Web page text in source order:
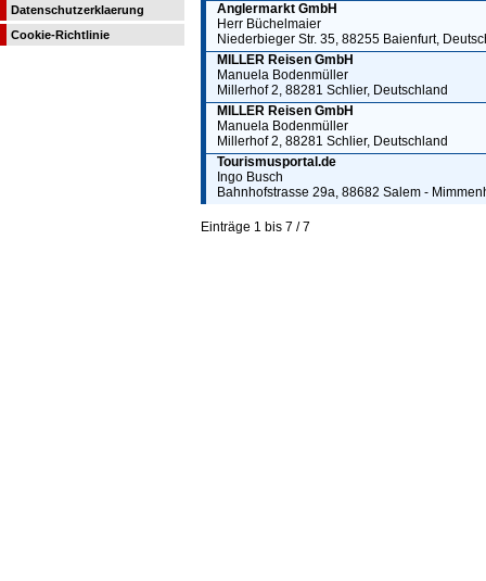
Datenschutzerklaerung
Cookie-Richtlinie
Anglermarkt GmbH
Herr Büchelmaier
Niederbieger Str. 35, 88255 Baienfurt,
MILLER Reisen GmbH
Manuela Bodenmüller
Millerhof 2, 88281 Schlier, Deutschland
MILLER Reisen GmbH
Manuela Bodenmüller
Millerhof 2, 88281 Schlier, Deutschland
Tourismusportal.de
Ingo Busch
Bahnhofstrasse 29a, 88682 Salem -
Einträge 1 bis 7 / 7